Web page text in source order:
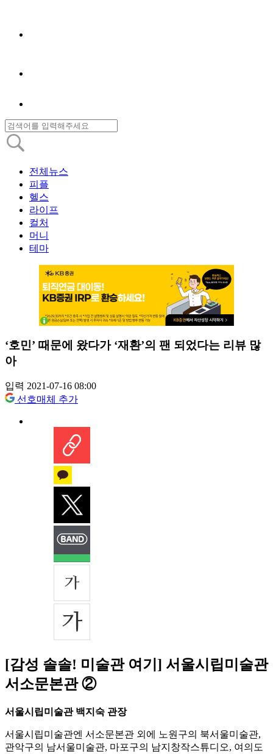
전체뉴스
피플
헬스
라이프
컬처
머니
테마
‘호민’ 때문에 왔다가 ‘재환’의 팬 되었다는 리뷰 많
아
입력 2021-07-16 08:00
선호매체 추가
[감성 솔솔! 미술관 여기] 서울시립미술관
서소문본관 ②
서울시립미술관 백지숙 관장
서울시립미술관엔 서소문본관 외에 노원구의 북서울미술관,
관악구의 남서울미술관, 마포구의 남지창작스튜디오, 여의도